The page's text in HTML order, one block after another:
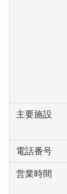
主要施設
電話番号
営業時間